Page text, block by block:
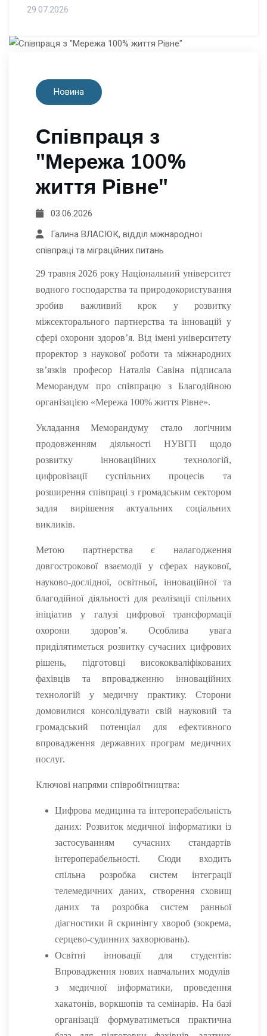
29.07.2026
Новина
Співпраця з
"Мережа 100%
життя Рівне"
03.06.2026
Галина ВЛАСЮК, відділ міжнародної
співпраці та міграційних питань
29 травня 2026 року Національний університет
водного господарства та природокористування
зробив важливий крок у розвитку
міжсекторального партнерства та інновацій у
сфері охорони здоров’я. Від імені університету
проректор з наукової роботи та міжнародних
зв’язків професор Наталія Савіна підписала
Меморандум про співпрацю з Благодійною
організацією «Мережа 100% життя Рівне».
Укладання Меморандуму стало логічним
продовженням діяльності НУВГП щодо
розвитку інноваційних технологій,
цифровізації суспільних процесів та
розширення співпраці з громадським сектором
задля вирішення актуальних соціальних
викликів.
Метою партнерства є налагодження
довгострокової взаємодії у сферах наукової,
науково-дослідної, освітньої, інноваційної та
благодійної діяльності для реалізації спільних
ініціатив у галузі цифрової трансформації
охорони здоров’я. Особлива увага
приділятиметься розвитку сучасних цифрових
рішень, підготовці висококваліфікованих
фахівців та впровадженню інноваційних
технологій у медичну практику. Сторони
домовилися консолідувати свій науковий та
громадський потенціал для ефективного
впровадження державних програм медичних
послуг.
Ключові напрями співробітництва:
Цифрова медицина та інтероперабельність
даних: Розвиток медичної інформатики із
застосуванням сучасних стандартів
інтероперабельності. Сюди входить
спільна розробка систем інтеграції
телемедичних даних, створення сховищ
даних та розробка систем ранньої
діагностики й скринінгу хвороб (зокрема,
серцево-судинних захворювань).
Освітні інновації для студентів:
Впровадження нових навчальних модулів
з медичної інформатики, проведення
хакатонів, воркшопів та семінарів. На базі
організації формуватиметься практична